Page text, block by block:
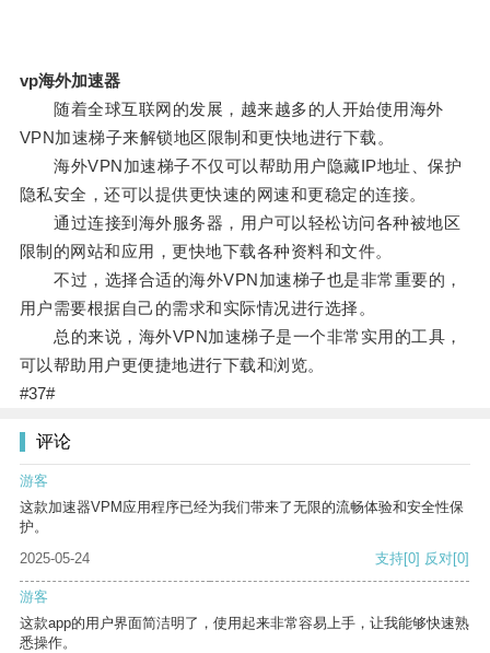
vp海外加速器
随着全球互联网的发展，越来越多的人开始使用海外
VPN加速梯子来解锁地区限制和更快地进行下载。
海外VPN加速梯子不仅可以帮助用户隐藏IP地址、保护
隐私安全，还可以提供更快速的网速和更稳定的连接。
通过连接到海外服务器，用户可以轻松访问各种被地区
限制的网站和应用，更快地下载各种资料和文件。
不过，选择合适的海外VPN加速梯子也是非常重要的，
用户需要根据自己的需求和实际情况进行选择。
总的来说，海外VPN加速梯子是一个非常实用的工具，
可以帮助用户更便捷地进行下载和浏览。
#37#
评论
游客
这款加速器VPM应用程序已经为我们带来了无限的流畅体验和安全性保
护。
2025-05-24
支持[0] 反对[0]
游客
这款app的用户界面简洁明了，使用起来非常容易上手，让我能够快速熟
悉操作。